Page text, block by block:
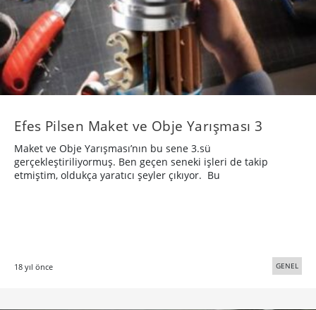
Efes Pilsen Maket ve Obje Yarışması 3
Maket ve Obje Yarışması’nın bu sene 3.sü
gerçekleştiriliyormuş. Ben geçen seneki işleri de takip
etmiştim, oldukça yaratıcı şeyler çıkıyor. Bu
18 yıl önce GENEL